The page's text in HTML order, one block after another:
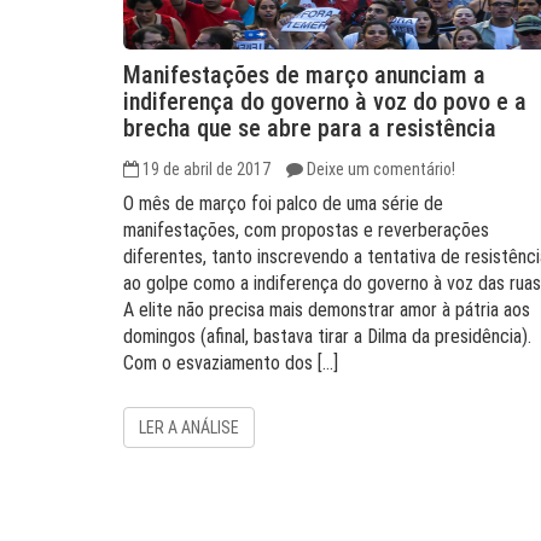
Manifestações de março anunciam a
indiferença do governo à voz do povo e a
brecha que se abre para a resistência
19 de abril de 2017 Deixe um comentário!
O mês de março foi palco de uma série de
manifestações, com propostas e reverberações
diferentes, tanto inscrevendo a tentativa de
ao golpe como a indiferença do governo à voz das
A elite não precisa mais demonstrar amor à pátria aos
domingos (afinal, bastava tirar a Dilma da presidência).
Com o esvaziamento dos […]
LER A ANÁLISE